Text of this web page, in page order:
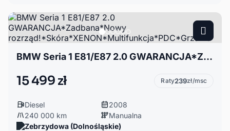
BMW Seria 1 E81/E87 2.0 GWARANCJA*Zadbana*Nowy rozrząd!*Skóra*XENON*Multifunkcja*PDC*Grzanie
15 499 zł Raty239zł/msc
Diesel
2008
240 000 km
Manualna
Zebrzydowa (Dolnośląskie)